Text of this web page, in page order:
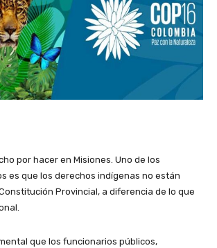
por hacer en Misiones. Uno de los
es que los derechos indígenas no están
Provincial, a diferencia de lo que
que los funcionarios públicos,